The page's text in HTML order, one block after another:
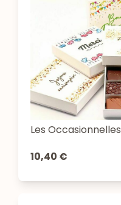
Les Occasionnelles
10,40 €